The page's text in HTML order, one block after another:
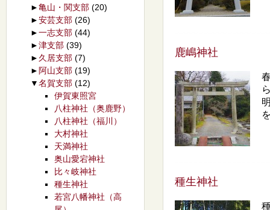
鹿嶋神社
種生神社
►亀山・関支部 (20)
►安芸支部 (26)
►一志支部 (44)
►津支部 (39)
► 久居支部 (7)
► 阿山支部 (19)
▼名賀支部 (12)
伊賀東照宮
八柱神社（奥鹿野）
八柱神社（福川）
大村神社
天満神社
奥山愛宕神社
比々岐神社
種生神社
若宮八幡神社（高